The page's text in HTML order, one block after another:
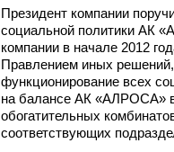
Президент компании
социальной политики АК
компании в начале 2012
Правлением иных решений,
функционирование всех
на балансе АК «АЛРОСА» в
обогатительных
соответствующих